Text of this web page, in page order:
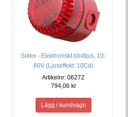
Solex - Elektroniskt blixtljus, 10-
60V (Ljuseffekt: 10Cd)
Artikelnr: 06272
794,06 kr